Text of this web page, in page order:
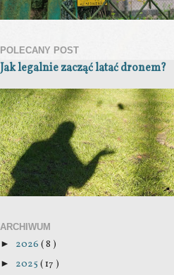
POLECANY POST
Jak legalnie zacząć latać dronem?
ARCHIWUM
► 2026 ( 8 )
► 2025 ( 17 )